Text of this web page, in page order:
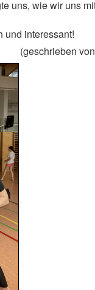
uns, wie wir uns
und interessant!